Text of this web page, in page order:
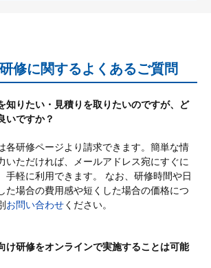
修に関するよくあるご質問
知りたい・見積りを取りたいのですが、ど
いですか？
各研修ページより請求できます。簡単な情
いただければ、メールアドレス宛にすぐに
手軽に利用できます。 なお、研修時間や日
た場合の費用感や短くした場合の価格につ
お問い合わせください。
け研修をオンラインで実施することは可能